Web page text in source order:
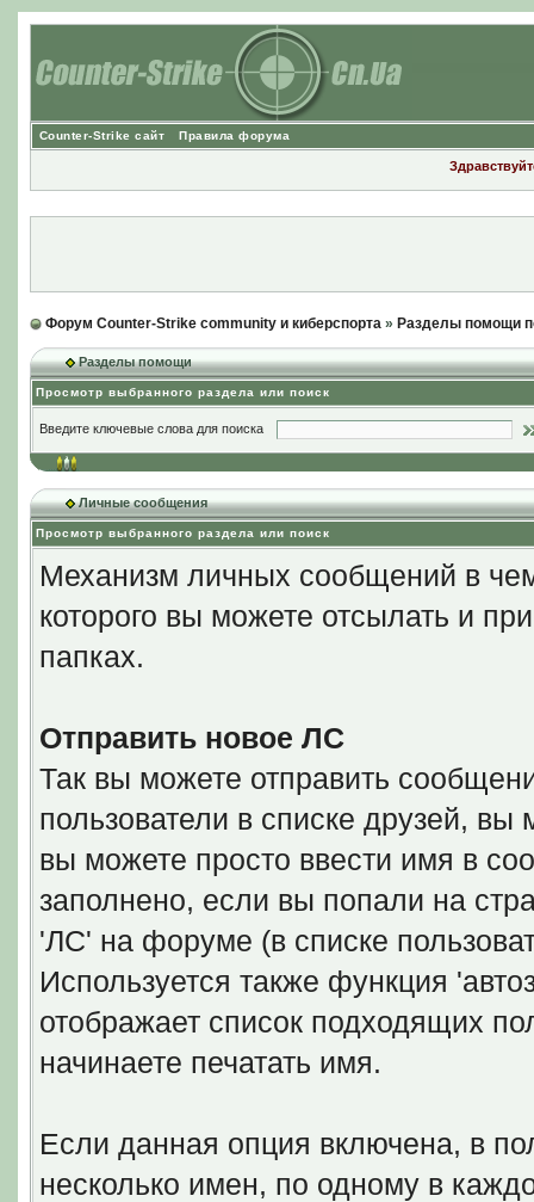
Counter-Strike сайт Правила форума
Форум Counter-Strike community и киберспорта» Разделы помощи
Разделы помощи
Просмотр выбранного раздела или поиск
Введите ключевые слова для поиска
Личные сообщения
Просмотр выбранного раздела или поиск
Механизм личных сообщений в
которого вы можете отсылать и
папках.
Отправить новое ЛС
Так вы можете отправить
пользователи в списке друзей,
вы можете просто ввести имя в
заполнено, если вы попали на
'ЛС' на форуме (в списке
Используется также функция
отображает список подходящих
начинаете печатать имя.
Если данная опция включена, в
несколько имен, по одному в